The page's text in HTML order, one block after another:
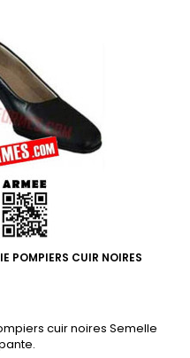
POMPIERS CUIR NOIRES
cuir noires Semelle